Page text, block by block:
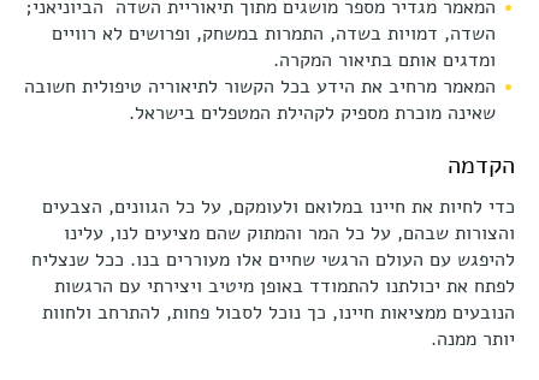
המאמר מגדיר מספר מושגים מתוך תיאוריית השדה הביוניאני;
השדה, דמויות בשדה, התמרות במשחק, ופרושים לא רוויים
ומדגים אותם בתיאור המקרה.
המאמר מרחיב את הידע בכל הקשור לתיאוריה טיפולית חשובה
שאינה מוכרת מספיק לקהילת המטפלים בישראל.
הקדמה
כדי לחיות את חיינו במלואם ולעומקם, על כל הגוונים, הצבעים
והצורות שבהם, על כל המר והמתוק שהם מציעים לנו, עלינו
להיפגש עם העולם הרגשי שחיים אלו מעוררים בנו. ככל שנצליח
לפתח את יכולתנו להתמודד באופן מיטיב ויצירתי עם הרגשות
הנובעים ממציאות חיינו, כך נוכל לסבול פחות, להתרחב ולחוות
יותר ממנה.